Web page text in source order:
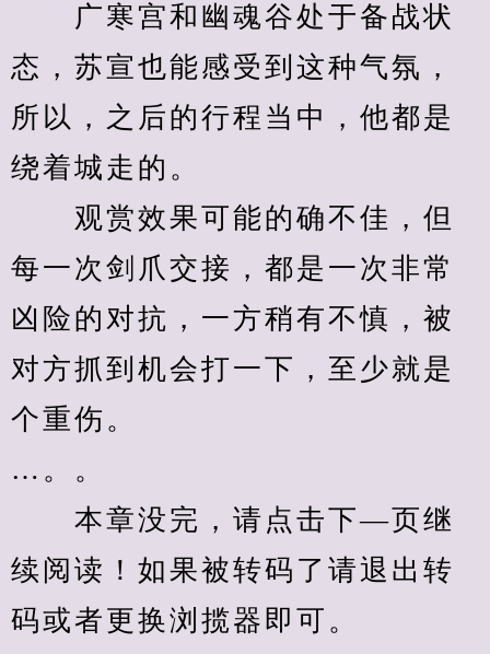
广寒宫和幽魂谷处于备战状
态，苏宣也能感受到这种气氛，
所以，之后的行程当中，他都是
绕着城走的。
观赏效果可能的确不佳，但
每一次剑爪交接，都是一次非常
凶险的对抗，一方稍有不慎，被
对方抓到机会打一下，至少就是
个重伤。
…。。
本章没完，请点击下—页继
续阅读！如果被转码了请退出转
码或者更换浏揽器即可。